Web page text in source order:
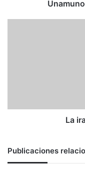
La
Publicaciones